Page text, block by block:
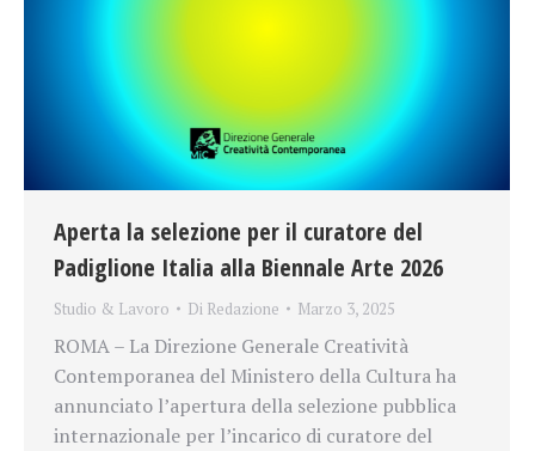
Aperta la selezione per il curatore del
Padiglione Italia alla Biennale Arte 2026
Studio & Lavoro Di Redazione Marzo 3, 2025
ROMA – La Direzione Generale Creatività
Contemporanea del Ministero della Cultura ha
annunciato l’apertura della selezione pubblica
internazionale per l’incarico di curatore del